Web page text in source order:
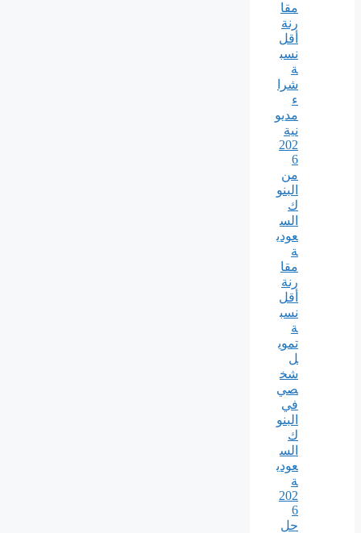
مقا
رنة
أقل
نسب
ة
شرا
ء
مديو
نية
202
6
من
البنو
ك
الس
عودي
ة
مقا
رنة
أقل
نسب
ة
تموي
ل
شخ
صي
في
البنو
ك
الس
عودي
ة
202
6
حل